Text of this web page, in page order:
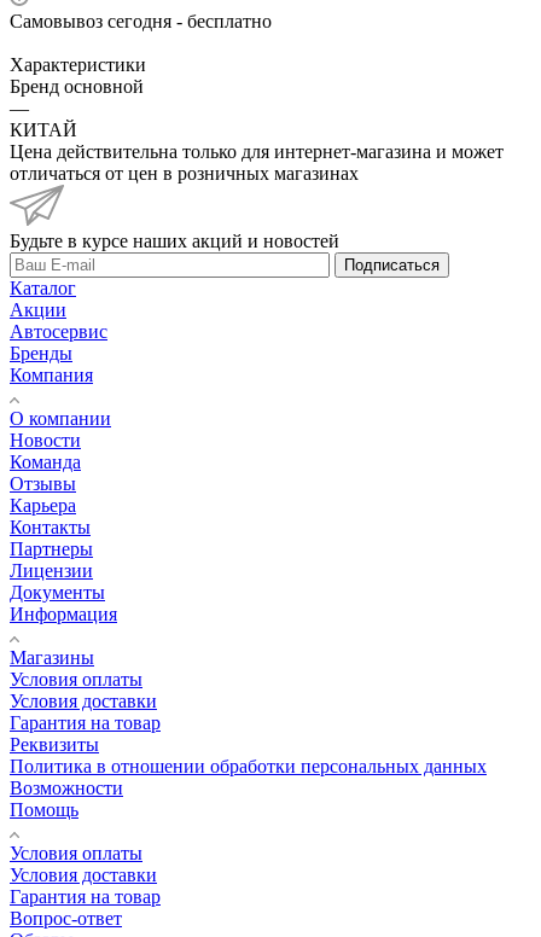
Самовывоз сегодня - бесплатно
Характеристики
Бренд основной
—
КИТАЙ
Цена действительна только для интернет-магазина и может
отличаться от цен в розничных магазинах
Будьте в курсе наших акций и новостей
Подписаться
Каталог
Акции
Автосервис
Бренды
Компания
О компании
Новости
Команда
Отзывы
Карьера
Контакты
Партнеры
Лицензии
Документы
Информация
Магазины
Условия оплаты
Условия доставки
Гарантия на товар
Реквизиты
Политика в отношении обработки персональных данных
Возможности
Помощь
Условия оплаты
Условия доставки
Гарантия на товар
Вопрос-ответ